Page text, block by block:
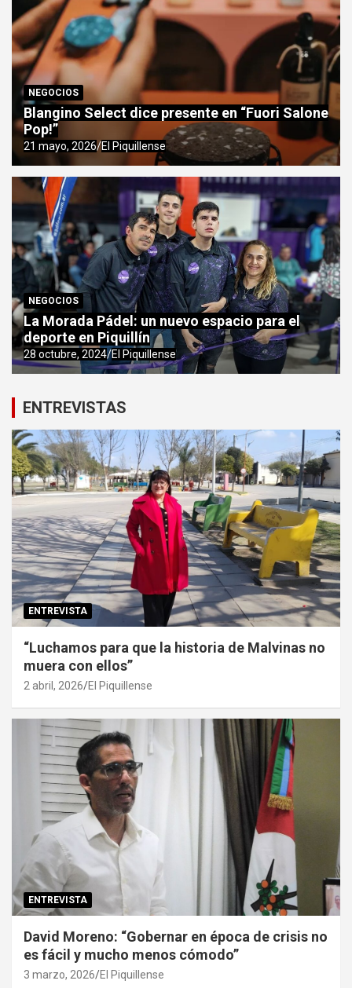
NEGOCIOS
Blangino Select dice presente en “Fuori Salone
Pop!”
21 mayo, 2026 El Piquillense
NEGOCIOS
La Morada Pádel: un nuevo espacio para el
deporte en Piquillín
28 octubre, 2024 El Piquillense
ENTREVISTAS
ENTREVISTA
“Luchamos para que la historia de Malvinas no
muera con ellos”
2 abril, 2026 El Piquillense
ENTREVISTA
David Moreno: “Gobernar en época de crisis no
es fácil y mucho menos cómodo”
3 marzo, 2026 El Piquillense